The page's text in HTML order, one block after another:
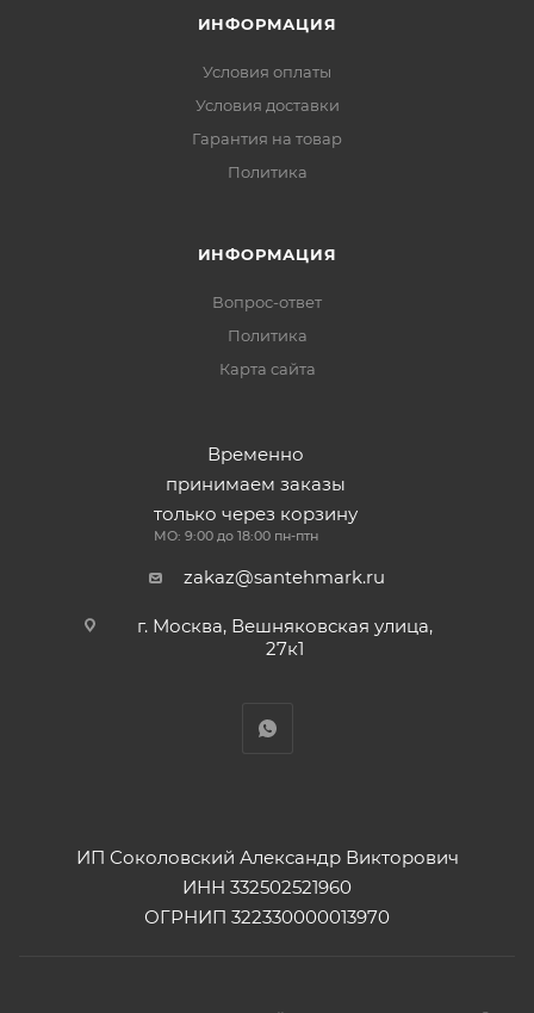
ИНФОРМАЦИЯ
Условия оплаты
Условия доставки
Гарантия на товар
Политика
ИНФОРМАЦИЯ
Вопрос-ответ
Политика
Карта сайта
Временно
принимаем заказы
только через корзину
МО: 9:00 до 18:00 пн-птн
zakaz@santehmark.ru
г. Москва, Вешняковская улица,
27к1
ИП Соколовский Александр Викторович
ИНН 332502521960
ОГРНИП 322330000013970